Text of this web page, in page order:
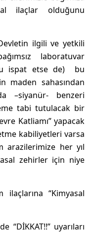
ilaçlar olduğunu
ilgili ve yetkili
laboratuvar
ispat etse de) bu
maden sahasından
–siyanür- benzeri
tabi tutulacak bir
Katliamı” yapacak
kabiliyetleri varsa
arazilerimize her yıl
zehirler için niye
ilaçlarına “Kimyasal
“DİKKAT!!” uyarıları